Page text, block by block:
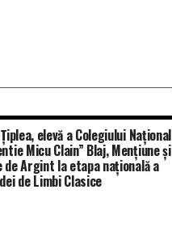
elevă a Colegiului Național
Micu Clain” Blaj, Mențiune și
de Argint la etapa națională a
de Limbi Clasice